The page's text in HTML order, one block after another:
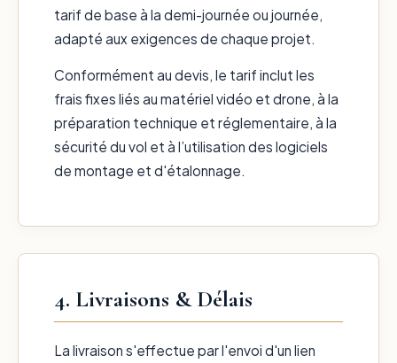
tarif de base à la demi-journée ou journée,
adapté aux exigences de chaque projet.
Conformément au devis, le tarif inclut les
frais fixes liés au matériel vidéo et drone, à la
préparation technique et réglementaire, à la
sécurité du vol et à l’utilisation des logiciels
de montage et d'étalonnage.
4. Livraisons & Délais
La livraison s'effectue par l'envoi d'un lien